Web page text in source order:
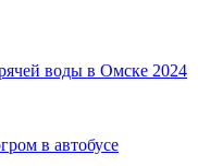
воды в Омске 2024
в автобусе